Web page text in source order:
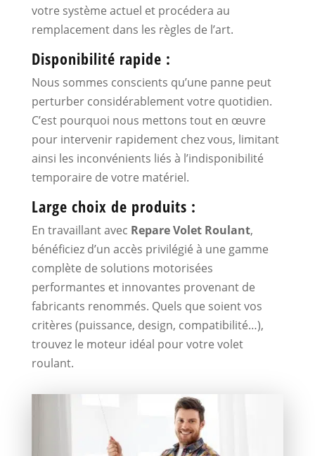
votre système actuel et procédera au
remplacement dans les règles de l’art.
Disponibilité rapide :
Nous sommes conscients qu’une panne peut
perturber considérablement votre quotidien.
C’est pourquoi nous mettons tout en œuvre
pour intervenir rapidement chez vous, limitant
ainsi les inconvénients liés à l’indisponibilité
temporaire de votre matériel.
Large choix de produits :
En travaillant avec Repare Volet Roulant,
bénéficiez d’un accès privilégié à une gamme
complète de solutions motorisées
performantes et innovantes provenant de
fabricants renommés. Quels que soient vos
critères (puissance, design, compatibilité…),
trouvez le moteur idéal pour votre volet
roulant.